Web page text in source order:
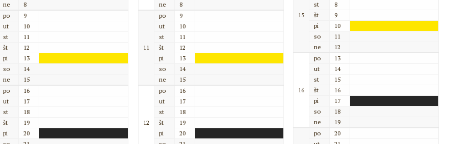
ne
8
po
9
ut
10
st
11
št
12
pi
13
so
14
ne
15
po
16
ut
17
st
18
št
19
pi
20
ne
8
11
po
9
ut
10
st
11
št
12
pi
13
so
14
ne
15
12
po
16
ut
17
st
18
št
19
pi
20
15
st
8
št
9
pi
10
so
11
ne
12
16
po
13
ut
14
st
15
št
16
pi
17
so
18
ne
19
po
20